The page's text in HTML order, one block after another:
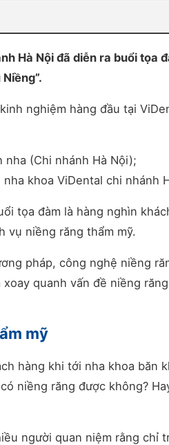
Hà Nội đã diễn ra buổi tọa
nghiệm hàng đầu tại
(Chi nhánh Hà Nội);
khoa ViDental chi nhánh
tọa đàm là hàng nghìn
vụ niềng răng thẩm mỹ.
pháp, công nghệ niềng
quanh vấn đề niềng
mỹ
hàng khi tới nha khoa băn
niềng răng được không?
người quan niệm rằng chỉ